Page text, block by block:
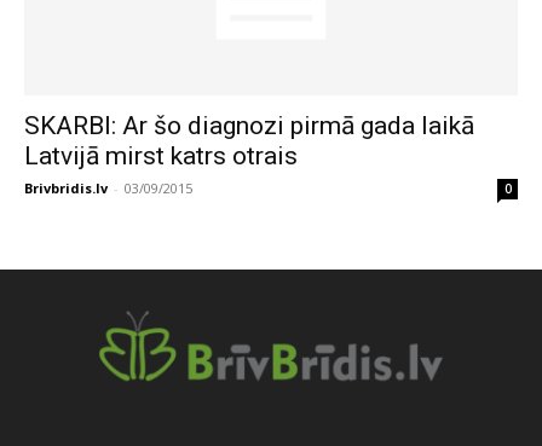
SKARBI: Ar šo diagnozi pirmā gada laikā
Latvijā mirst katrs otrais
Brivbridis.lv - 03/09/2015 0